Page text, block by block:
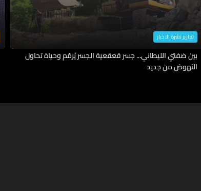
تقارير نشرة الاخبار
بين ضفتي الليطاني... جسر قعقعية الجسر يُرمّم وحياة تحاول
النهوض من جديد